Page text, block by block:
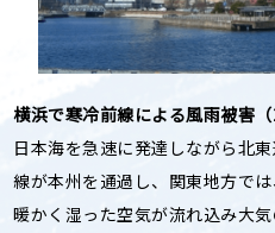
横浜で寒冷前線による風雨被害（
日本海を急速に発達しながら北
線が本州を通過し、関東地方で
暖かく湿った空気が流れ込み大